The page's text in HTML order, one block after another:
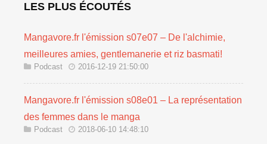
LES PLUS ÉCOUTÉS
Mangavore.fr l'émission s07e07 – De l'alchimie,
meilleures amies, gentlemanerie et riz basmati!
Podcast 2016-12-19 21:50:00
Mangavore.fr l'émission s08e01 – La représentation
des femmes dans le manga
Podcast 2018-06-10 14:48:10